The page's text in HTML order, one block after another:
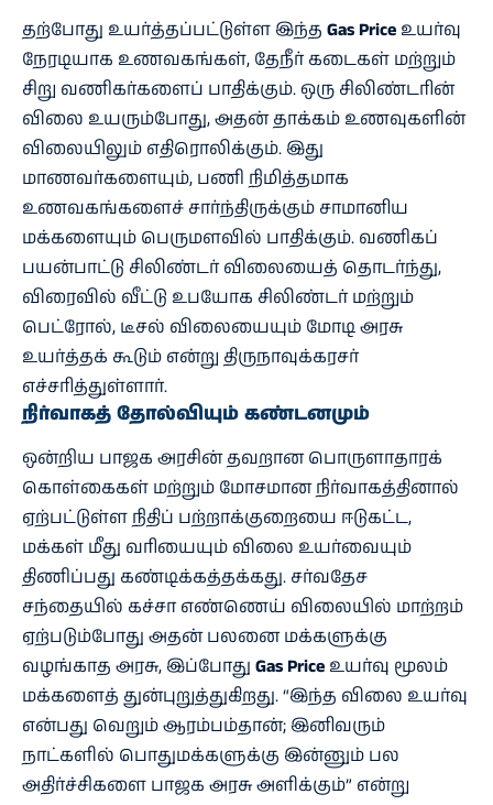
தற்போது உயர்த்தப்பட்டுள்ள இந்த Gas Price உயர்வு
நேரடியாக உணவகங்கள், தேநீர் கடைகள் மற்றும்
சிறு வணிகர்களைப் பாதிக்கும். ஒரு சிலிண்டரின்
விலை உயரும்போது, அதன் தாக்கம் உணவுகளின்
விலையிலும் எதிரொலிக்கும். இது
மாணவர்களையும், பணி நிமித்தமாக
உணவகங்களைச் சார்ந்திருக்கும் சாமானிய
மக்களையும் பெருமளவில் பாதிக்கும். வணிகப்
பயன்பாட்டு சிலிண்டர் விலையைத் தொடர்ந்து,
விரைவில் வீட்டு உபயோக சிலிண்டர் மற்றும்
பெட்ரோல், டீசல் விலையையும் மோடி அரசு
உயர்த்தக் கூடும் என்று திருநாவுக்கரசர்
எச்சரித்துள்ளார்.
நிர்வாகத் தோல்வியும் கண்டனமும்
ஒன்றிய பாஜக அரசின் தவறான பொருளாதாரக்
கொள்கைகள் மற்றும் மோசமான நிர்வாகத்தினால்
ஏற்பட்டுள்ள நிதிப் பற்றாக்குறையை ஈடுகட்ட,
மக்கள் மீது வரியையும் விலை உயர்வையும்
திணிப்பது கண்டிக்கத்தக்கது. சர்வதேச
சந்தையில் கச்சா எண்ணெய் விலையில் மாற்றம்
ஏற்படும்போது அதன் பலனை மக்களுக்கு
வழங்காத அரசு, இப்போது Gas Price உயர்வு மூலம்
மக்களைத் துன்புறுத்துகிறது. “இந்த விலை உயர்வு
என்பது வெறும் ஆரம்பம்தான்; இனிவரும்
நாட்களில் பொதுமக்களுக்கு இன்னும் பல
அதிர்ச்சிகளை பாஜக அரசு அளிக்கும்” என்று